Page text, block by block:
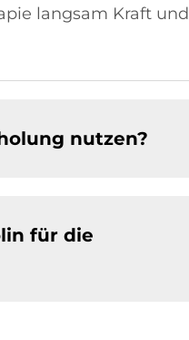
langsam Kraft und
nutzen?
für die